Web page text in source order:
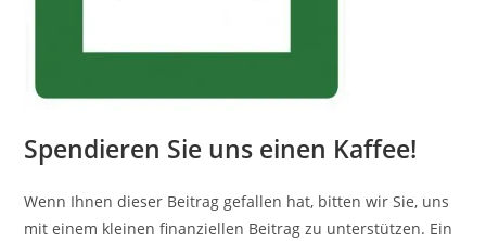
Spendieren Sie uns einen Kaffee!
Wenn Ihnen dieser Beitrag gefallen hat, bitten wir Sie, uns
mit einem kleinen finanziellen Beitrag zu unterstützen. Ein